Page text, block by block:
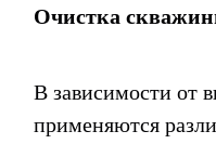
Очистка
В зависимости от
применяются